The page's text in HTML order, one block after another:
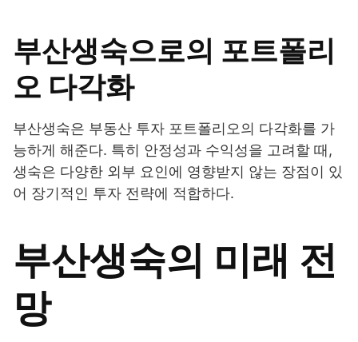
부산생숙으로의 포트폴리
오 다각화
부산생숙은 부동산 투자 포트폴리오의 다각화를 가
능하게 해준다. 특히 안정성과 수익성을 고려할 때,
생숙은 다양한 외부 요인에 영향받지 않는 장점이 있
어 장기적인 투자 전략에 적합하다.
부산생숙의 미래 전
망